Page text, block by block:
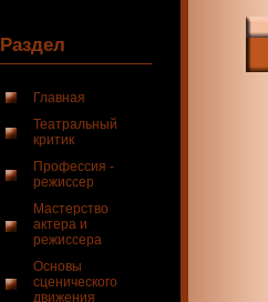
Раздел
Главная
Театральный
критик
Профессия -
режиссер
Мастерство
актера и
режиссера
Основы
сценического
движения